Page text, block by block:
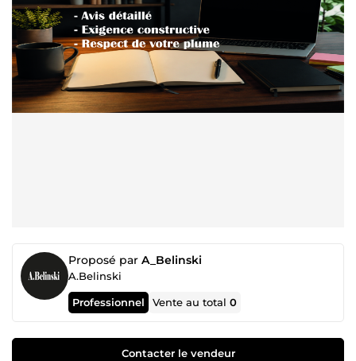
Proposé par A_Belinski
A.Belinski
Professionnel Vente au total0
Contacter le vendeur